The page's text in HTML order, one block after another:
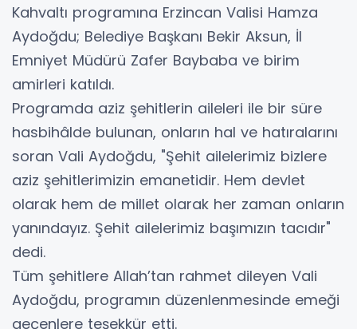
Kahvaltı programına Erzincan Valisi Hamza
Aydoğdu; Belediye Başkanı Bekir Aksun, İl
Emniyet Müdürü Zafer Baybaba ve birim
amirleri katıldı.
Programda aziz şehitlerin aileleri ile bir süre
hasbihâlde bulunan, onların hal ve hatıralarını
soran Vali Aydoğdu, "Şehit ailelerimiz bizlere
aziz şehitlerimizin emanetidir. Hem devlet
olarak hem de millet olarak her zaman onların
yanındayız. Şehit ailelerimiz başımızın tacıdır"
dedi.
Tüm şehitlere Allah’tan rahmet dileyen Vali
Aydoğdu, programın düzenlenmesinde emeği
geçenlere teşekkür etti.